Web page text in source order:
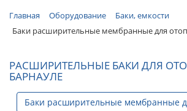
Главная Оборудование
Баки, емкости
Баки расширительные мембранные для
РАСШИРИТЕЛЬНЫЕ БАКИ ДЛЯ
БАРНАУЛЕ
Баки расширительные мембранные